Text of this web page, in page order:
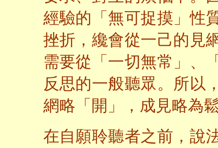
經驗的「無可捉摸」性
挫折，纔會從一己的見
需要從「一切無常」、
反思的一般聽眾。所以
網略「開」，成見略為
在自願聆聽者之前，說